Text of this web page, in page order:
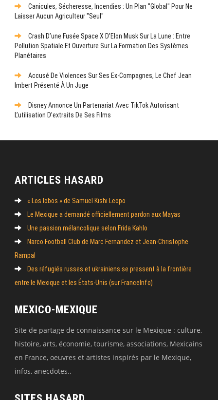
Canicules, Sécheresse, Incendies : Un Plan "global" Pour Ne
Laisser Aucun Agriculteur "seul"
Crash D’une Fusée Space X D’Elon Musk Sur La Lune : Entre
Pollution Spatiale Et Ouverture Sur La Formation Des Systèmes
Planétaires
Accusé De Violences Sur Ses Ex-Compagnes, Le Chef Jean
Imbert Présenté À Un Juge
Disney Annonce Un Partenariat Avec TikTok Autorisant
L’utilisation D’extraits De Ses Films
ARTICLES HASARD
« Los lobos » de Samuel Kishi Leopo
Le Mexique a demandé officiellement pardon aux Mayas
Une passion mélancolique selon Frida Kahlo
Narco Football Club de Marc Fernandez et Jean-Christophe
Rampal
Des réfugiés russes et ukrainiens se pressent à la frontière
entre le Mexique et les États-Unis (sur FranceInfo)
MEXICO-MEXIQUE
Site de partage de connaissance sur le Mexique : culture,
histoire, arts, économie, tourisme, associations, Mexicains
en France, oeuvres et artistes inspirés par le Mexique,
infos, anecdotes..